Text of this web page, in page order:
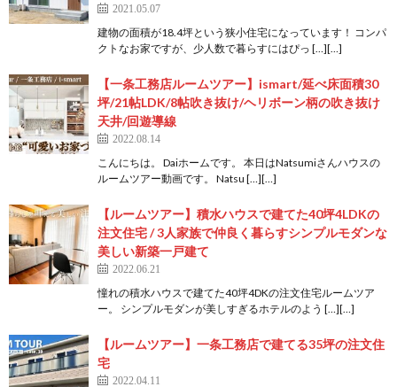
2021.05.07
建物の面積が18.4坪という狭小住宅になっています！ コンパ
クトなお家ですが、少人数で暮らすにはぴっ […][…]
【一条工務店ルームツアー】ismart/延べ床面積30
坪/21帖LDK/8帖吹き抜け/ヘリボーン柄の吹き抜け
天井/回遊導線
2022.08.14
こんにちは。 Daiホームです。 本日はNatsumiさんハウスの
ルームツアー動画です。 Natsu […][…]
【ルームツアー】積水ハウスで建てた40坪4LDKの
注文住宅 / 3人家族で仲良く暮らすシンプルモダンな
美しい新築一戸建て
2022.06.21
憧れの積水ハウスで建てた40坪4DKの注文住宅ルームツア
ー。 シンプルモダンが美しすぎるホテルのよう […][…]
【ルームツアー】一条工務店で建てる35坪の注文住
宅
2022.04.11